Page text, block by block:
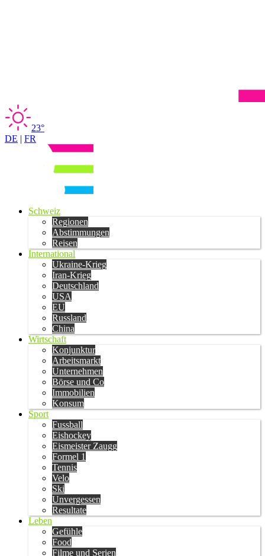
23°
DE | FR
Schweiz
Regionen
Abstimmungen
Reisen
International
Ukraine-Krieg
Iran-Krieg
Deutschland
USA
EU
Russland
China
Wirtschaft
Konjunktur
Arbeitsmarkt
Unternehmen
Börse und Co
Immobilien
Konsum
Sport
Fussball
Eishockey
Eismeister Zaugg
Formel 1
Tennis
Velo
Ski
Unvergessen
Resultate
Leben
Gefühle
Food
Filme und Serien